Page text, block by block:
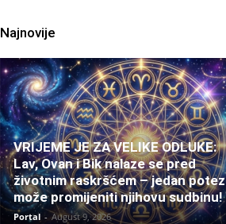
Najnovije
VRIJEME JE ZA VELIKE ODLUKE:
Lav, Ovan i Bik nalaze se pred
životnim raskršćem – jedan potez
može promijeniti njihovu sudbinu!
Portal - August 9, 2026